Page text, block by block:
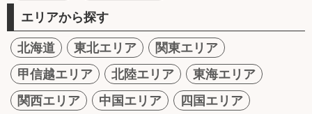
エリアから探す
北海道 東北エリア
関東エリア
甲信越エリア
北陸エリア
東海エリア
関西エリア
中国エリア
四国エリア